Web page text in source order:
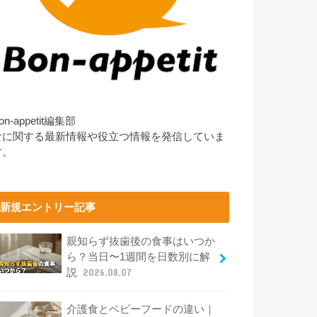
appetit編集部
に関する最新情報や役立つ情報を発信していま
新規エントリー記事
親知らず抜歯後の食事はいつか
ら？当日〜1週間を日数別に解
説
2026.08.07
介護食とベビーフードの違い｜